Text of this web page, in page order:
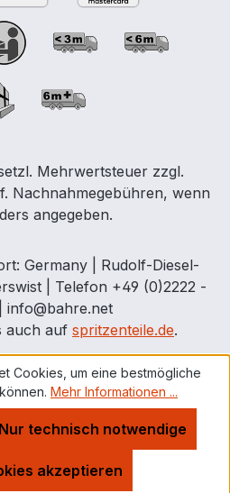
Mehrwertsteuer zzgl.
Nachnahmegebühren, wenn
angegeben.
Germany | Rudolf-Diesel-
| Telefon +49 (0)2222 -
info@bahre.net
auch auf spritzenteile.de.
Cookies, um eine bestmögliche
Mehr Informationen ...
Nur technisch notwendige
akzeptieren